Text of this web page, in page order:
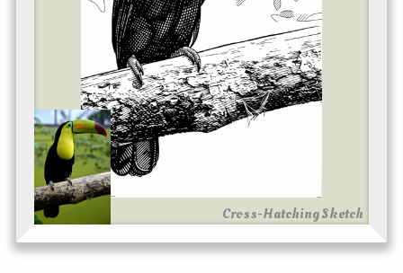
Cross-Hatching Sketch